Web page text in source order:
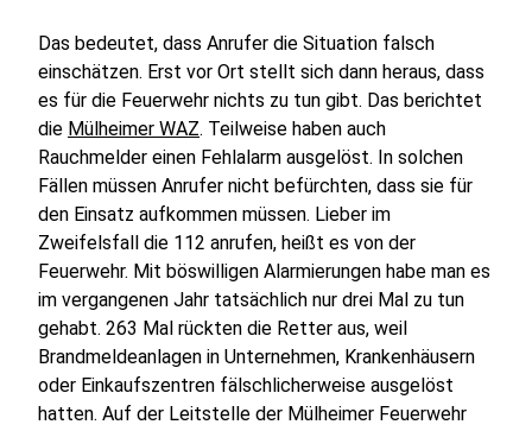
Das bedeutet, dass Anrufer die Situation falsch
einschätzen. Erst vor Ort stellt sich dann heraus, dass
es für die Feuerwehr nichts zu tun gibt. Das berichtet
die Mülheimer WAZ. Teilweise haben auch
Rauchmelder einen Fehlalarm ausgelöst. In solchen
Fällen müssen Anrufer nicht befürchten, dass sie für
den Einsatz aufkommen müssen. Lieber im
Zweifelsfall die 112 anrufen, heißt es von der
Feuerwehr. Mit böswilligen Alarmierungen habe man es
im vergangenen Jahr tatsächlich nur drei Mal zu tun
gehabt. 263 Mal rückten die Retter aus, weil
Brandmeldeanlagen in Unternehmen, Krankenhäusern
oder Einkaufszentren fälschlicherweise ausgelöst
hatten. Auf der Leitstelle der Mülheimer Feuerwehr